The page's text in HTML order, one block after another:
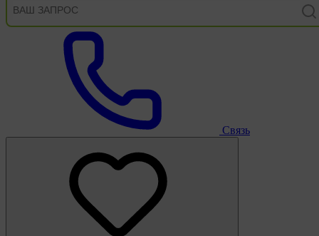
Связь